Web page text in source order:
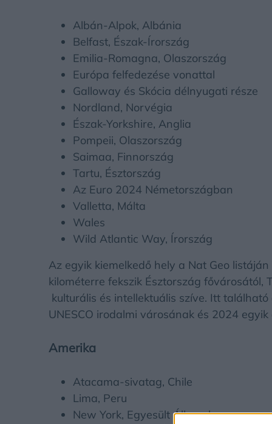
Albán-Alpok, Albánia
Belfast, Észak-Írország
Emilia-Romagna, Olaszország
Európa felfedezése vonattal
Galloway és Skócia délnyugati része
Nordland, Norvégia
Észak-Yorkshire, Anglia
Pompeii, Olaszország
Saimaa, Finnország
Tartu, Észtország
Az Euro 2024 Németországban
Valletta, Málta
Wales
Wild Atlantic Way, Írország
Az egyik kiemelkedő hely a Nat Geo
kilométerre fekszik Észtország fővárosától,
kulturális és intellektuális szíve. Itt
UNESCO irodalmi városának és 2024
Amerika
Atacama-sivatag, Chile
Lima, Peru
New York, Egyesült Államok